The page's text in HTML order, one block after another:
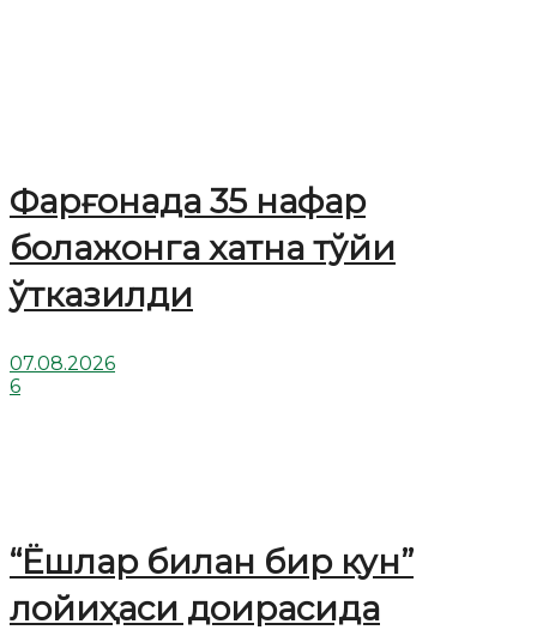
Фарғонада 35 нафар
болажонга хатна тўйи
ўтказилди
07.08.2026
6
“Ёшлар билан бир кун”
лойиҳаси доирасида